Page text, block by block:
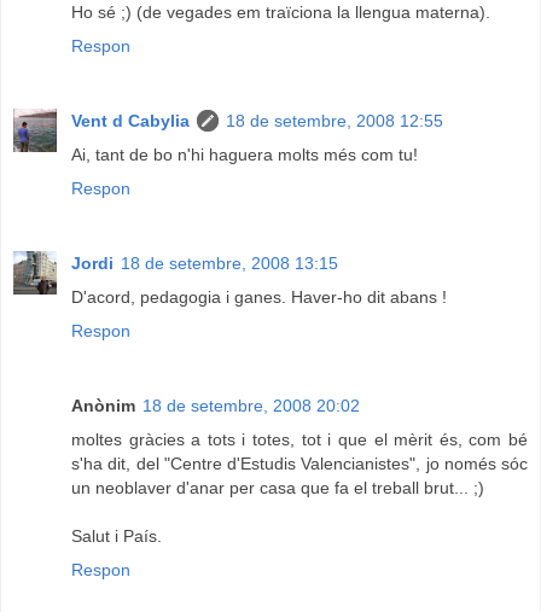
Ho sé ;) (de vegades em traïciona la llengua materna).
Respon
Vent d Cabylia
18 de setembre, 2008 12:55
Ai, tant de bo n'hi haguera molts més com tu!
Respon
Jordi 18 de setembre, 2008 13:15
D'acord, pedagogia i ganes. Haver-ho dit abans !
Respon
Anònim 18 de setembre, 2008 20:02
moltes gràcies a tots i totes, tot i que el mèrit és, com bé
s'ha dit, del "Centre d'Estudis Valencianistes", jo només sóc
un neoblaver d'anar per casa que fa el treball brut... ;)
Salut i País.
Respon